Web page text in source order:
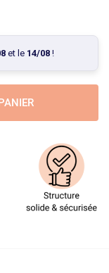
et le 14/08!